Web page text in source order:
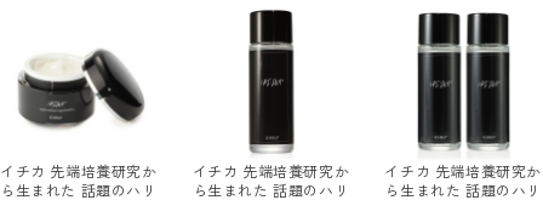
イチカ 先端培養研究か
ら生まれた 話題のハリ
イチカ 先端培養研究か
ら生まれた 話題のハリ
イチカ 先端培養研究か
ら生まれた 話題のハリ